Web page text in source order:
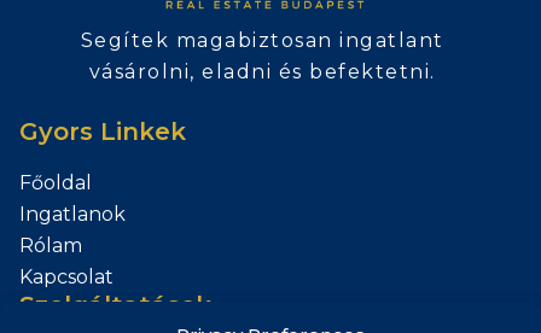
Segítek magabiztosan ingatlant
vásárolni, eladni és befektetni.
Gyors Linkek
Főoldal
Ingatlanok
Rólam
Kapcsolat
Szolgáltatások